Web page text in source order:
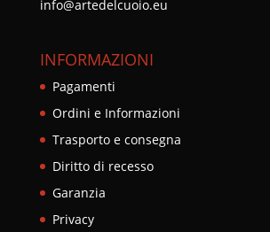
info@artedelcuoio.eu
INFORMAZIONI
Pagamenti
Ordini e Informazioni
Trasporto e consegna
Diritto di recesso
Garanzia
Privacy